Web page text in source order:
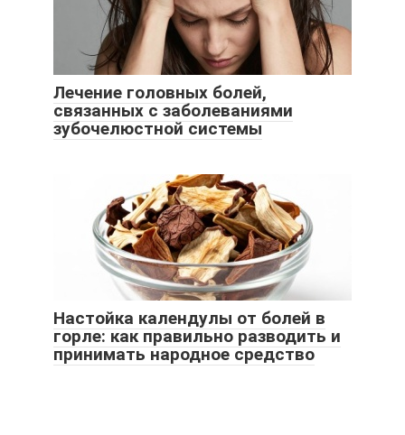
Лечение головных болей,
связанных с заболеваниями
зубочелюстной системы
Настойка календулы от болей в
горле: как правильно разводить и
принимать народное средство